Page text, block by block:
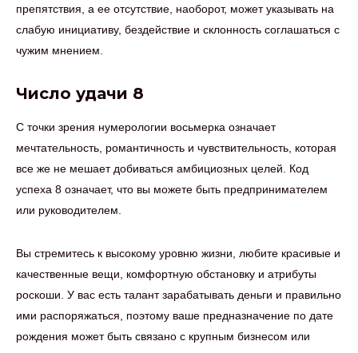
препятствия, а ее отсутствие, наоборот, может указывать на
слабую инициативу, бездействие и склонность соглашаться с
чужим мнением.
Число удачи 8
С точки зрения нумерологии восьмерка означает
мечтательность, романтичность и чувствительность, которая
все же не мешает добиваться амбициозных целей. Код
успеха 8 означает, что вы можете быть предпринимателем
или руководителем.
Вы стремитесь к высокому уровню жизни, любите красивые и
качественные вещи, комфортную обстановку и атрибуты
роскоши. У вас есть талант зарабатывать деньги и правильно
ими распоряжаться, поэтому ваше предназначение по дате
рождения может быть связано с крупным бизнесом или